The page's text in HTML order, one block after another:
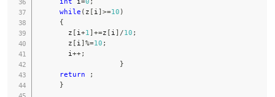
while ( z [ i ]>=10 )
{
       z
[ i +1 ]+=z [ i ] /10 ;
       z
[ i ]%=10 ;
       i
++;
}
return
;
}